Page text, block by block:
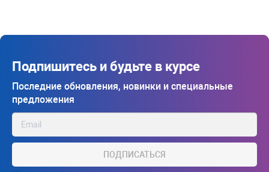
Подпишитесь и будьте в курсе
Последние обновления, новинки и специальные
предложения
ПОДПИСАТЬСЯ